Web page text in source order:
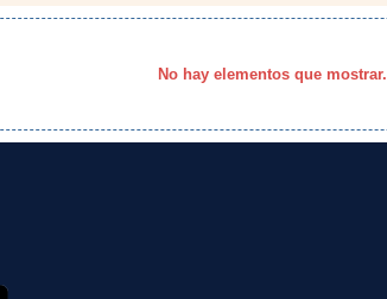
No hay elementos que mostrar.